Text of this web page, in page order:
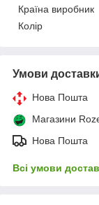
Країна виробник
Колір
Умови
Нова Пошта
Магазини
Нова Пошта
Всі умови